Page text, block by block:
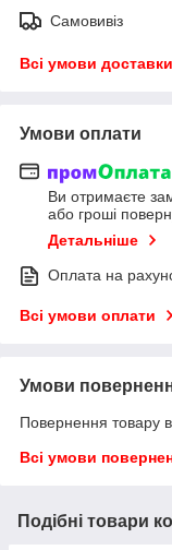
Самовивіз
Всі умови доставки
Умови оплати
Ви отримаєте
або гроші
Детальніше
Оплата на
Всі умови оплати
Умови
Повернення товару
Всі умови
Подібні товари